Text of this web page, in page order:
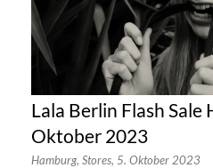
Lala Berlin Flash Sale
Oktober 2023
Hamburg, Stores, 5. Oktober 2023